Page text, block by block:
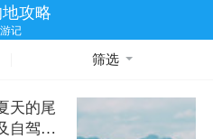
地攻略
游记
筛选
天的尾
自驾攻